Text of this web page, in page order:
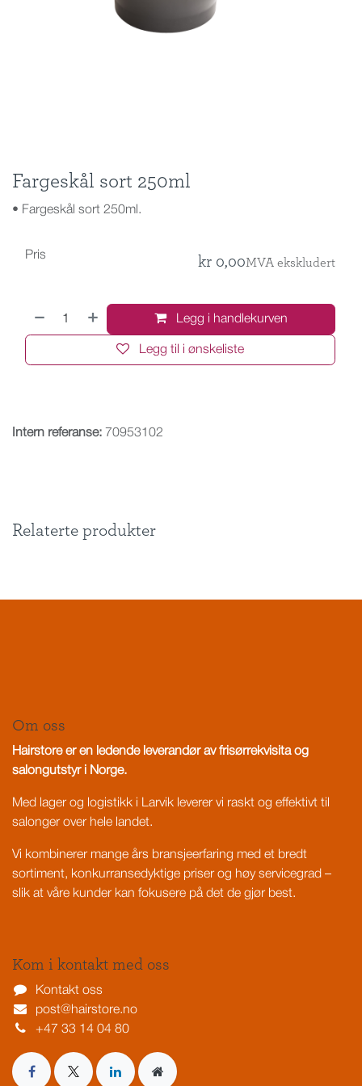
Fargeskål sort 250ml
• Fargeskål sort 250ml.
Legg i handlekurven
Legg til i ønskeliste
Pris kr 0,00MVA ekskludert
Intern referanse: 70953102
Relaterte produkter
Om oss
Hairstore er en ledende leverandør av frisørrekvisita og
salongutstyr i Norge.
Med lager og logistikk i Larvik leverer vi raskt og effektivt til
salonger over hele landet.
Vi kombinerer mange års bransjeerfaring med et bredt
sortiment, konkurransedyktige priser og høy servicegrad –
slik at våre kunder kan fokusere på det de gjør best.
Kom i kontakt med oss
Kontakt oss
post@hairstore.no
+47 33 14 04 80